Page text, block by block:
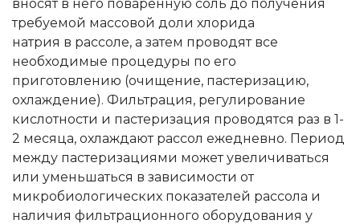
вносят в него поваренную соль до получения
требуемой массовой доли хлорида
натрия в рассоле, а затем проводят все
необходимые процедуры по его
приготовлению (очищение, пастеризацию,
охлаждение). Фильтрация, регулирование
кислотности и пастеризация проводятся раз в 1-
2 месяца, охлаждают рассол ежедневно. Период
между пастеризациями может увеличиваться
или уменьшаться в зависимости от
микробиологических показателей рассола и
наличия фильтрационного оборудования у